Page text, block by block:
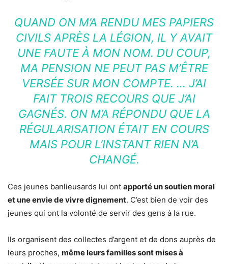
QUAND ON M’A RENDU MES PAPIERS
CIVILS APRÈS LA LÉGION, IL Y AVAIT
UNE FAUTE À MON NOM. DU COUP,
MA PENSION NE PEUT PAS M’ÊTRE
VERSÉE SUR MON COMPTE. … J’AI
FAIT TROIS RECOURS QUE J’AI
GAGNÉS. ON M’A RÉPONDU QUE LA
RÉGULARISATION ÉTAIT EN COURS
MAIS POUR L’INSTANT RIEN N’A
CHANGÉ.
Ces jeunes banlieusards lui ont apporté un soutien moral
et une envie de vivre dignement. C’est bien de voir des
jeunes qui ont la volonté de servir des gens à la rue.
Ils organisent des collectes d’argent et de dons auprès de
leurs proches, même leurs familles sont mises à